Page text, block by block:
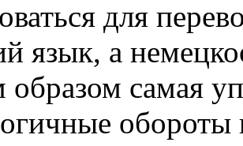
для
язык, а
образом самая
обороты